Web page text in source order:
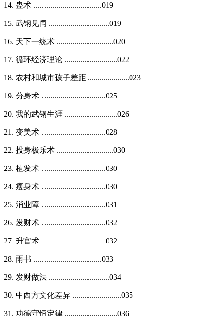
14. 蛊术 ...................................019
15. 武钢见闻 ...............................019
16. 天下一统术 .............................020
17. 循环经济理论 ...........................022
18. 农村和城市孩子差距 .....................023
19. 分身术 .................................025
20. 我的武钢生涯 ...........................026
21. 变美术 .................................028
22. 投身极乐术 .............................030
23. 植发术 .................................030
24. 瘦身术 .................................030
25. 消业障 .................................031
26. 发财术 .................................032
27. 升官术 .................................032
28. 雨书 ...................................033
29. 发财做法 ...............................034
30. 中西方文化差异 .........................035
31. 功德守恒定律 ...........................036